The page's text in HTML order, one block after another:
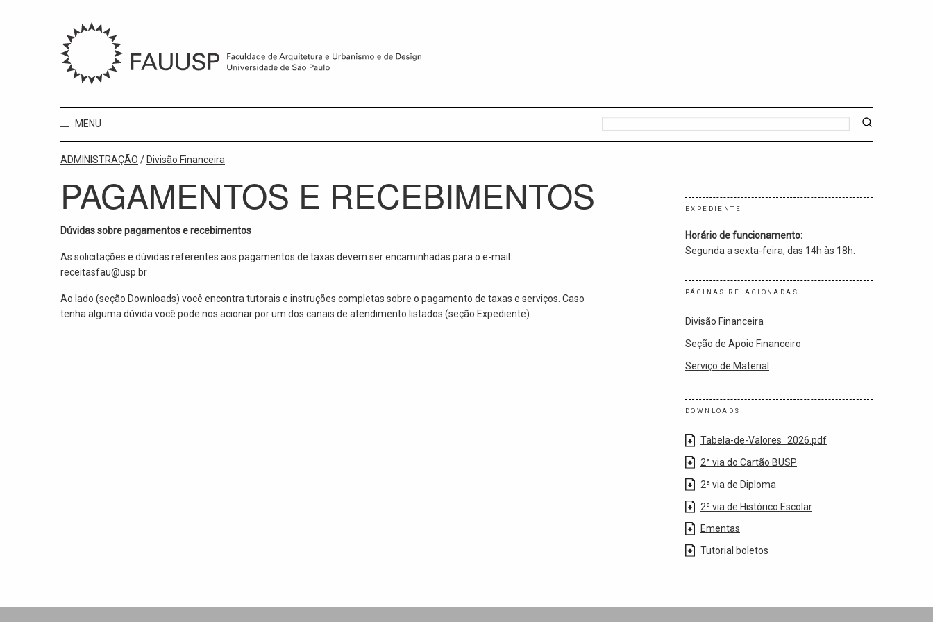
MENU
ADMINISTRAÇÃO / Divisão Financeira
PAGAMENTOS E RECEBIMENTOS
Dúvidas sobre pagamentos e recebimentos
As solicitações e dúvidas referentes aos pagamentos de taxas devem ser encaminhadas para o e-mail:
receitasfau@usp.br
Ao lado (seção Downloads) você encontra tutorais e instruções completas sobre o pagamento de taxas e serviços. Caso
tenha alguma dúvida você pode nos acionar por um dos canais de atendimento listados (seção Expediente).
EXPEDIENTE
Horário de funcionamento:
Segunda a sexta-feira, das 14h às 18h.
PÁGINAS RELACIONADAS
Divisão Financeira
Seção de Apoio Financeiro
Serviço de Material
DOWNLOADS
Tabela-de-Valores_2026.pdf
2ª via do Cartão BUSP
2ª via de Diploma
2ª via de Histórico Escolar
Ementas
Tutorial boletos